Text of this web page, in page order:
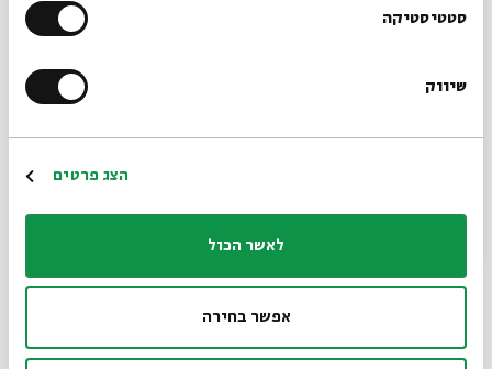
סטטיסטיקה
שיווק
הצג פרטים
לאשר הכול
אפשר בחירה
17.07